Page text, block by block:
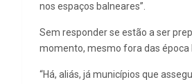
nos espaços balneares”.
Sem responder se estão a ser
momento, mesmo fora das época
“Há, aliás, já municípios que